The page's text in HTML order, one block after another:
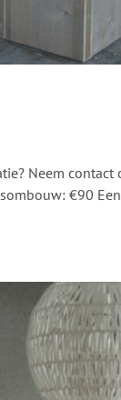
Neem contact
€90 Een